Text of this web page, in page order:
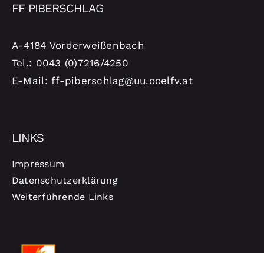
FF PIBERSCHLAG
A-4184 Vorderweißenbach
Tel.: 0043 (0)7216/4250
E-Mail: ff-piberschlag@uu.ooelfv.at
LINKS
Impressum
Datenschutzerklärung
Weiterführende Links